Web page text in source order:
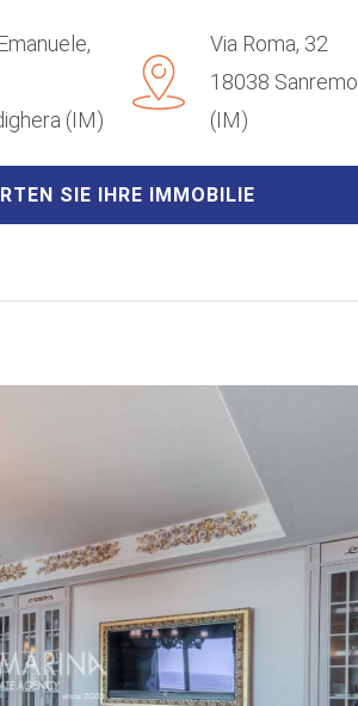
(IM)
Via Roma, 32
18038 Sanremo
(IM)
SIE IHRE IMMOBILIE